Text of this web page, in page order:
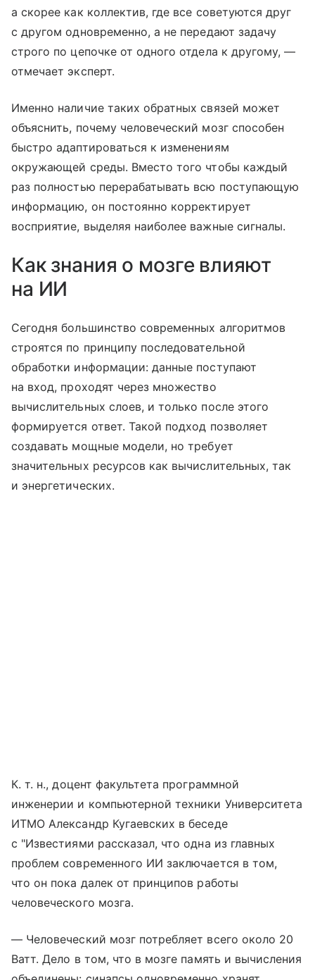
а скорее как коллектив, где все советуются друг
с другом одновременно, а не передают задачу
строго по цепочке от одного отдела к другому, —
отмечает эксперт.
Именно наличие таких обратных связей может
объяснить, почему человеческий мозг способен
быстро адаптироваться к изменениям
окружающей среды. Вместо того чтобы каждый
раз полностью перерабатывать всю поступающую
информацию, он постоянно корректирует
восприятие, выделяя наиболее важные сигналы.
Как знания о мозге влияют
на ИИ
Сегодня большинство современных алгоритмов
строятся по принципу последовательной
обработки информации: данные поступают
на вход, проходят через множество
вычислительных слоев, и только после этого
формируется ответ. Такой подход позволяет
создавать мощные модели, но требует
значительных ресурсов как вычислительных, так
и энергетических.
К. т. н., доцент факультета программной
инженерии и компьютерной техники Университета
ИТМО Александр Кугаевских в беседе
с "Известиями рассказал, что одна из главных
проблем современного ИИ заключается в том,
что он пока далек от принципов работы
человеческого мозга.
— Человеческий мозг потребляет всего около 20
Ватт. Дело в том, что в мозге память и вычисления